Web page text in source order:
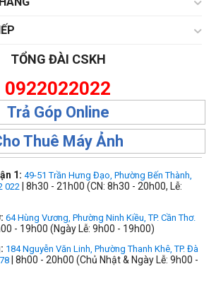
TỔNG ĐÀI CSKH
0922022022
Trả Góp Online
Thuê Máy Ảnh
1: 49-51 Trần Hưng Đạo, Phường Bến Thành,
022 | 8h30 - 21h00 (CN: 8h30 - 20h00, Lễ:
64 Hùng Vương, Phường Ninh Kiều, TP. Cần Thơ.
- 19h00 (Ngày Lễ: 9h00 - 19h00)
184 Nguyễn Văn Linh, Phường Thanh Khê, TP. Đà
| 8h00 - 20h00 (Chủ Nhật & Ngày Lễ: 9h00 -